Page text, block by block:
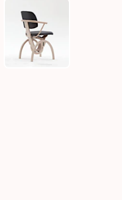
MITMOIZI 11 STUHL MIT